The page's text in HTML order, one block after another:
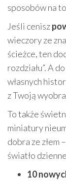
sposobów na
Jeśli cenisz
wieczory ze
ścieżce, ten
rozdziału”. A
własnych
z Twoją
To także
miniatury
dobra ze złem
światło
10